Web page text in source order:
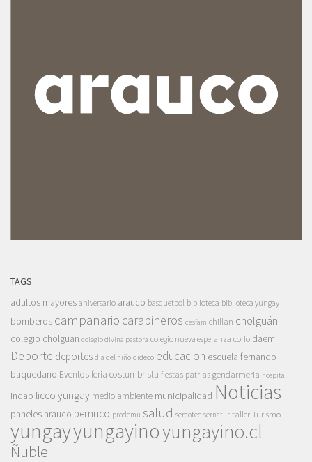
TAGS
adultos mayores aniversario arauco basquetbol biblioteca biblioteca yungay
bomberos campanario carabineros cesfam chillan cholguán
colegio cholguan colegio divina pastora colegio nueva esperanza corfo daem
Deporte deportes dia del niño dideco educacion escuela fernando
baquedano Eventosferia costumbrista fiestas patrias gendarmeria hospital
indap liceo yungay medio ambiente municipalidad Noticias
paneles arauco pemuco prodemu salud sercotec sernatur taller Turismo
yungayyungayinoyungayino.cl
Ñuble